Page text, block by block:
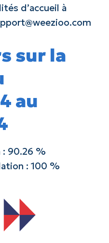
d’accueil à
sur la
au
: 90.26 %
: 100 %